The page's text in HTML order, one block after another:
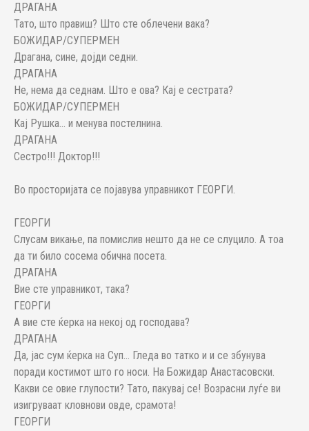
ДРАГАНА
Тато, што правиш? Што сте облечени вака?
БОЖИДАР/СУПЕРМЕН
Драгана, сине, дојди седни.
ДРАГАНА
Не, нема да седнам. Што е ова? Кај е сестрата?
БОЖИДАР/СУПЕРМЕН
Кај Рушка... и менува постелнина.
ДРАГАНА
Сестро!!! Доктор!!!
Во просторијата се појавува управникот ГЕОРГИ.
ГЕОРГИ
Слусам викање, па помислив нешто да не се слуцило. А тоа
да ти било сосема обична посета.
ДРАГАНА
Вие сте управникот, така?
ГЕОРГИ
А вие сте ќерка на некој од господава?
ДРАГАНА
Да, јас сум ќерка на Суп... Гледа во татко и и се збунува
поради костимот што го носи. На Божидар Анастасовски.
Какви се овие глупости? Тато, пакувај се! Возрасни луѓе ви
изигруваат кловнови овде, срамота!
ГЕОРГИ